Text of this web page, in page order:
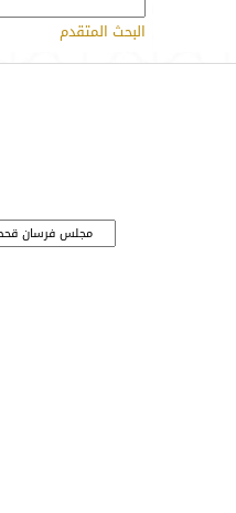
البحث المتقدم